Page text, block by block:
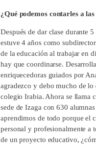
¿Qué podemos contarles a
Después de dar clase durante
estuve 4 años como
de la educación al trabajar en
hay que coordinarse.
enriquecedoras guiados por
agradezco y debo mucho de
colegio Irabia. Ahora se llama
sede de Izaga con 630
aprendimos de todo porque el
personal y profesionalmente a
de un proyecto educativo,